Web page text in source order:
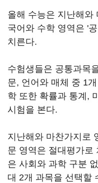
올해 수능은 지난해와
국어와 수학 영역은 '
치른다.
수험생들은 공통과목
문, 언어와 매체 중 1
학 또한 확률과 통계,
시험을 본다.
지난해와 마찬가지로
문 영역은 절대평가로
은 사회와 과학 구분
대 2개 과목을 선택할